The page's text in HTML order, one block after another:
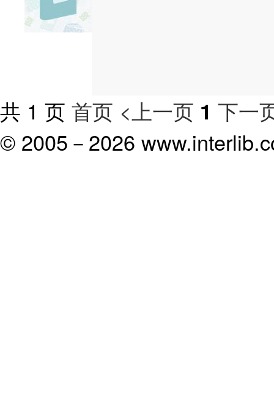
共 1 页 首页 <上一页 1 下一
© 2005－ 2026